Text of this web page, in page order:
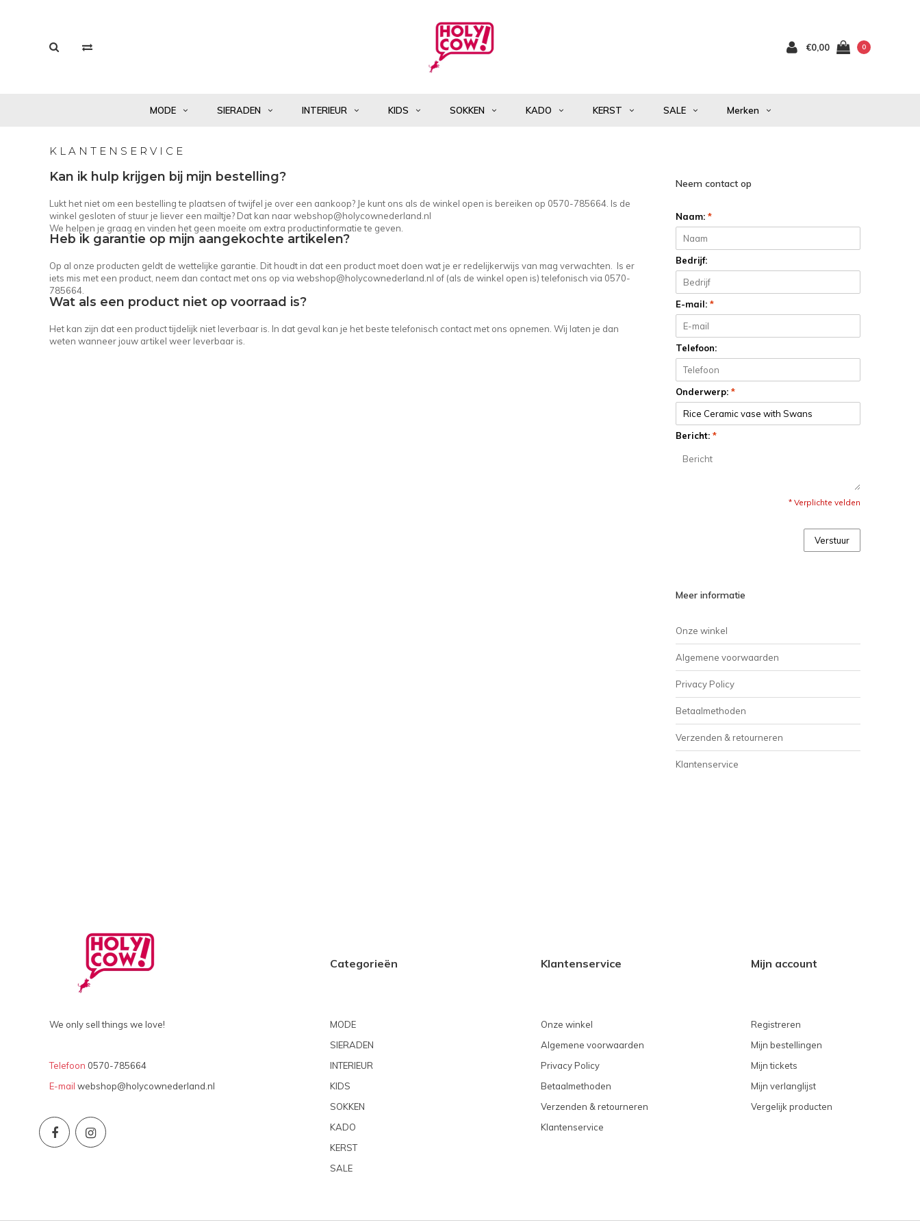
€0,00 0
MODE SIERADEN INTERIEUR KIDS SOKKEN KADO KERST SALE Merken
KLANTENSERVICE
Kan ik hulp krijgen bij mijn bestelling?
Lukt het niet om een bestelling te plaatsen of twijfel je over een aankoop? Je kunt ons als de winkel open is bereiken op 0570-785664. Is de
winkel gesloten of stuur je liever een mailtje? Dat kan naarwebshop@holycownederland.nl
We helpen je graag en vinden het geen moeite om extra productinformatie te geven.
Heb ik garantie op mijn aangekochte artikelen?
Op al onze producten geldt de wettelijke garantie. Dit houdt in dat een product moet doen wat je er redelijkerwijs van mag verwachten. Is er
iets mis met een product, neem dan contact met ons op via webshop@holycownederland.nl of (als de winkel open is) telefonisch via 0570-
785664.
Wat als een product niet op voorraad is?
Het kan zijn dat een product tijdelijk niet leverbaar is. In dat geval kan je het beste telefonisch contact met ons opnemen. Wij laten je dan
weten wanneer jouw artikel weer leverbaar is.
Neem contact op
Naam: *
Bedrijf:
E-mail: *
Telefoon:
Onderwerp: *
Bericht: *
* Verplichte velden
Verstuur
Meer informatie
Onze winkel
Algemene voorwaarden
Privacy Policy
Betaalmethoden
Verzenden & retourneren
Klantenservice
We only sell things we love!
Telefoon 0570-785664
E-mail webshop@holycownederland.nl
Categorieën
MODE
SIERADEN
INTERIEUR
KIDS
SOKKEN
KADO
KERST
SALE
Klantenservice
Onze winkel
Algemene voorwaarden
Privacy Policy
Betaalmethoden
Verzenden & retourneren
Klantenservice
Mijn account
Registreren
Mijn bestellingen
Mijn tickets
Mijn verlanglijst
Vergelijk producten